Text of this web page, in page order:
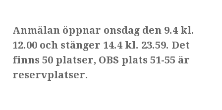
Anmälan öppnar onsdag den 9.4 kl.
12.00 och stänger 14.4 kl. 23.59. Det
finns 50 platser, OBS plats 51-55 är
reservplatser.